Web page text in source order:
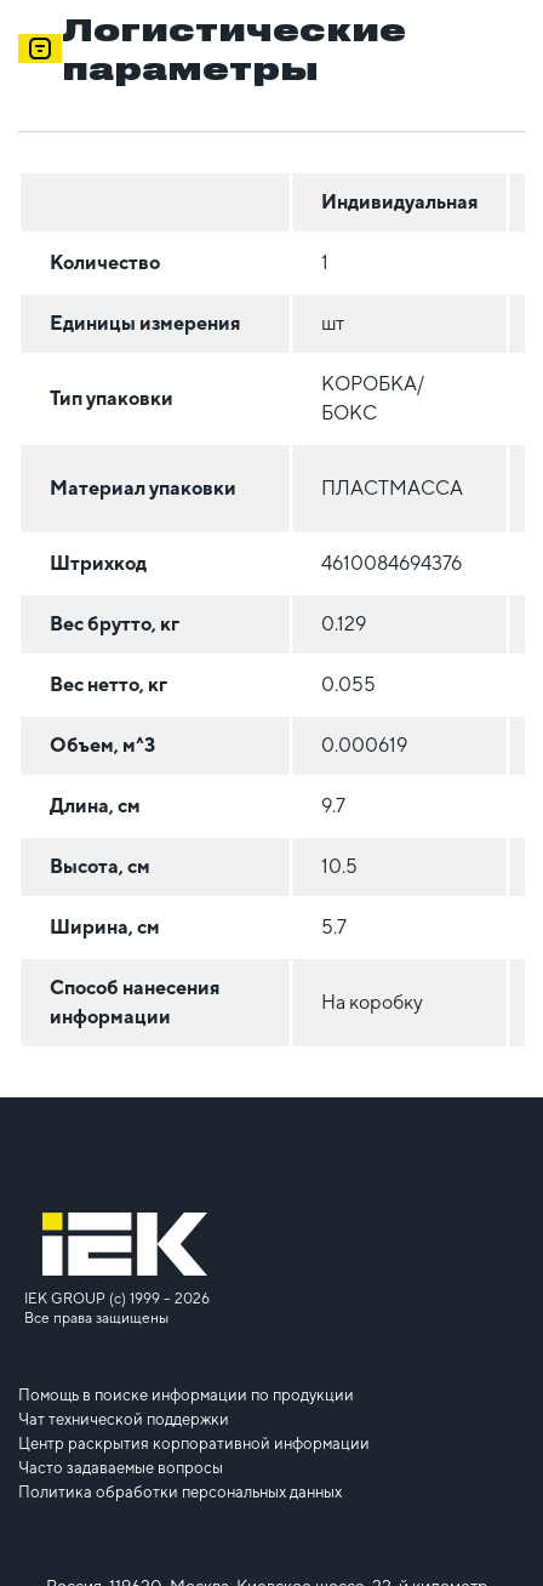
Логистические
параметры
Индивидуальная
Количество 1
Единицы измерения шт
Тип упаковки
КОРОБКА/
БОКС
Материал упаковки ПЛАСТМАССА
Штрихкод 4610084694376
Вес брутто, кг 0.129
Вес нетто, кг 0.055
Объем, м^3 0.000619
Длина, см 9.7
Высота, см 10.5
Ширина, см 5.7
Способ нанесения
информации
На коробку
IEK GROUP (c) 1999 – 2026
Все права защищены
Помощь в поиске информации по продукции
Чат технической поддержки
Центр раскрытия корпоративной информации
Часто задаваемые вопросы
Политика обработки персональных данных